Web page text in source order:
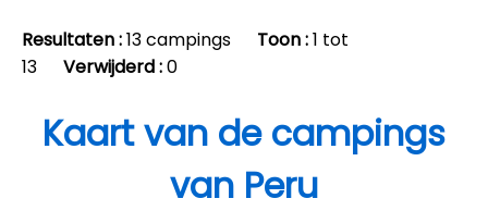
Resultaten :13 campings Toon :1 tot
13 Verwijderd :0
Kaart van de campings
van Peru